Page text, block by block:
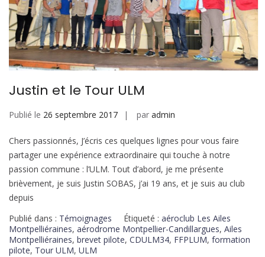
Justin et le Tour ULM
Publié le 26 septembre 2017 par admin
Chers passionnés, J’écris ces quelques lignes pour vous faire
partager une expérience extraordinaire qui touche à notre
passion commune : l’ULM. Tout d’abord, je me présente
brièvement, je suis Justin SOBAS, j’ai 19 ans, et je suis au club
depuis
Publié dans : Témoignages Étiqueté : aéroclub Les Ailes
Montpelliéraines, aérodrome Montpellier-Candillargues, Ailes
Montpelliéraines, brevet pilote, CDULM34, FFPLUM, formation
pilote, Tour ULM, ULM